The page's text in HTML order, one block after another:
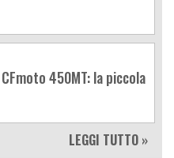
450MT: la piccola
LEGGI TUTTO »